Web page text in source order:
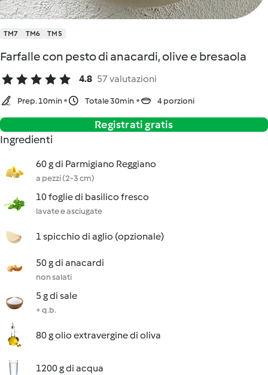
TM7 TM6 TM5
Farfalle con pesto di anacardi, olive e bresaola
4.8 57 valutazioni
Prep. 10min Totale 30min 4 porzioni
Registrati gratis
Ingredienti
60 g di Parmigiano Reggiano
a pezzi (2-3 cm)
10 foglie di basilico fresco
lavate e asciugate
1 spicchio di aglio (opzionale)
50 g di anacardi
non salati
5 g di sale
+ q.b.
80 g olio extravergine di oliva
1200 g di acqua